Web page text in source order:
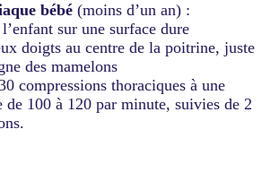
bébé (moins d’un an) :
sur une surface dure
doigts au centre de la poitrine, juste
des mamelons
compressions thoraciques à une
de 100 à 120 par minute, suivies de 2